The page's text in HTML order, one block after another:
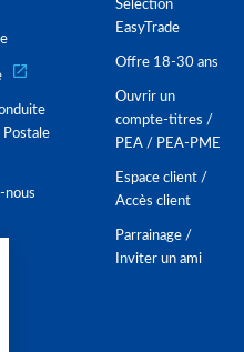
Postale
nous
Sélection
EasyTrade
Offre 18-30 ans
Ouvrir un
compte-titres /
PEA / PEA-PME
Espace client /
Accès client
Parrainage /
Inviter un ami